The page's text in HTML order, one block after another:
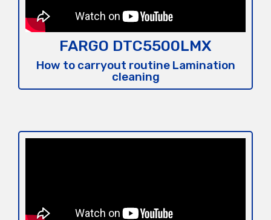
FARGO DTC5500LMX
How to carryout routine Lamination
cleaning